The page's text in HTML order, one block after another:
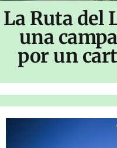
La Ruta del
una
por un